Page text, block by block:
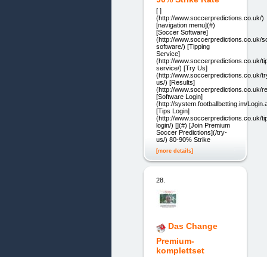
[ ]
(http://www.soccerpredictions.co.uk/)
[navigation menu](#)
[Soccer Software]
(http://www.soccerpredictions.co.uk/
software/) [Tipping
Service]
(http://www.soccerpredictions.co.uk/
service/) [Try Us]
(http://www.soccerpredictions.co.uk/
us/) [Results]
(http://www.soccerpredictions.co.uk/
[Software Login]
(http://system.footballbetting.im/
[Tips Login]
(http://www.soccerpredictions.co.uk/
login/) [](#) [Join Premium
Soccer Predictions](/try-
us/) 80-90% Strike
[more details]
28.
Das Change
Premium-
komplettset